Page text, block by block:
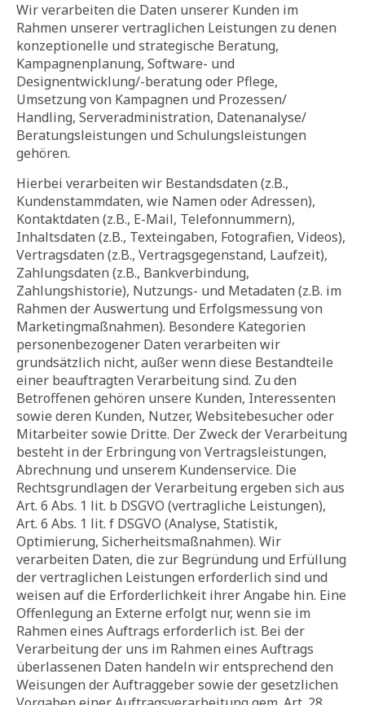
Wir verarbeiten die Daten unserer Kunden im
Rahmen unserer vertraglichen Leistungen zu denen
konzeptionelle und strategische Beratung,
Kampagnenplanung, Software- und
Designentwicklung/-beratung oder Pflege,
Umsetzung von Kampagnen und Prozessen/
Handling, Serveradministration, Datenanalyse/
Beratungsleistungen und Schulungsleistungen
gehören.
Hierbei verarbeiten wir Bestandsdaten (z.B.,
Kundenstammdaten, wie Namen oder Adressen),
Kontaktdaten (z.B., E-Mail, Telefonnummern),
Inhaltsdaten (z.B., Texteingaben, Fotografien, Videos),
Vertragsdaten (z.B., Vertragsgegenstand, Laufzeit),
Zahlungsdaten (z.B., Bankverbindung,
Zahlungshistorie), Nutzungs- und Metadaten (z.B. im
Rahmen der Auswertung und Erfolgsmessung von
Marketingmaßnahmen). Besondere Kategorien
personenbezogener Daten verarbeiten wir
grundsätzlich nicht, außer wenn diese Bestandteile
einer beauftragten Verarbeitung sind. Zu den
Betroffenen gehören unsere Kunden, Interessenten
sowie deren Kunden, Nutzer, Websitebesucher oder
Mitarbeiter sowie Dritte. Der Zweck der Verarbeitung
besteht in der Erbringung von Vertragsleistungen,
Abrechnung und unserem Kundenservice. Die
Rechtsgrundlagen der Verarbeitung ergeben sich aus
Art. 6 Abs. 1 lit. b DSGVO (vertragliche Leistungen),
Art. 6 Abs. 1 lit. f DSGVO (Analyse, Statistik,
Optimierung, Sicherheitsmaßnahmen). Wir
verarbeiten Daten, die zur Begründung und Erfüllung
der vertraglichen Leistungen erforderlich sind und
weisen auf die Erforderlichkeit ihrer Angabe hin. Eine
Offenlegung an Externe erfolgt nur, wenn sie im
Rahmen eines Auftrags erforderlich ist. Bei der
Verarbeitung der uns im Rahmen eines Auftrags
überlassenen Daten handeln wir entsprechend den
Weisungen der Auftraggeber sowie der gesetzlichen